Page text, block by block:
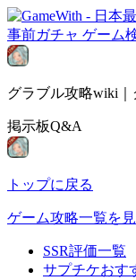
事前ガチャ ゲーム
グラブル攻略wiki
掲示板Q&A
トップに戻る
ゲーム攻略一覧を
SSR評価一覧
サプチケおす